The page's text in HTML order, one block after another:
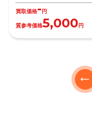
買取価格-円
質参考価格5,000円